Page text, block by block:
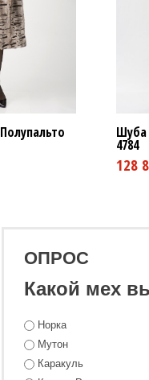
Шуба
4784
ОПРОС
Какой мех
Норка
Мутон
Каракуль